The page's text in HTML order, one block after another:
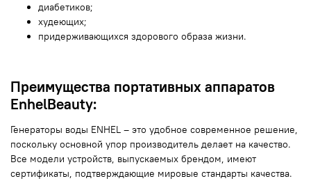
диабетиков;
худеющих;
придерживающихся здорового образа жизни.
Преимущества портативных аппаратов
EnhelBeauty:
Генераторы воды ENHEL – это удобное современное решение,
поскольку основной упор производитель делает на качество.
Все модели устройств, выпускаемых брендом, имеют
сертификаты, подтверждающие мировые стандарты качества.